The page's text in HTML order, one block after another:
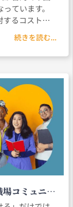
ています。
するコストパ
候、そして中
台中で中国語
続きを読む...
コミュニケ
礼儀表現の